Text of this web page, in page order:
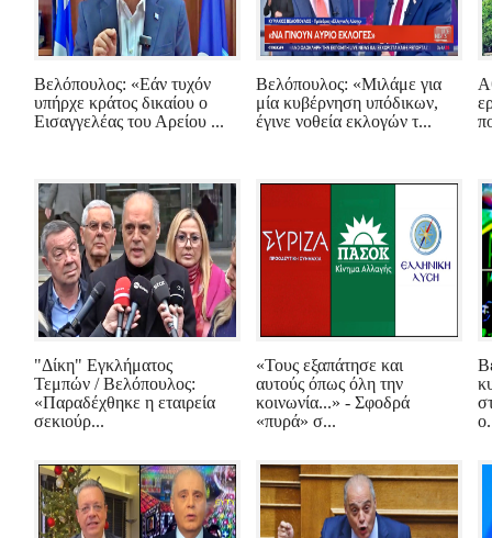
Βελόπουλος: «Εάν τυχόν
υπήρχε κράτος δικαίου ο
Εισαγγελέας του Αρείου ...
Βελόπουλος: «Μιλάμε για
μία κυβέρνηση υπόδικων,
έγινε νοθεία εκλογών τ...
"Δίκη" Εγκλήματος
Τεμπών / Βελόπουλος:
«Παραδέχθηκε η εταιρεία
σεκιούρ...
«Τους εξαπάτησε και
αυτούς όπως όλη την
κοινωνία...» - Σφοδρά
«πυρά» σ...